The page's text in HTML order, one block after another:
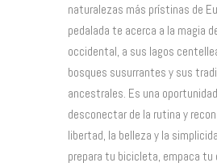
naturalezas más prístinas de
pedalada te acerca a la magia
occidental, a sus lagos
bosques susurrantes y sus
ancestrales. Es una
desconectar de la rutina y
libertad, la belleza y la
prepara tu bicicleta, empaca tu